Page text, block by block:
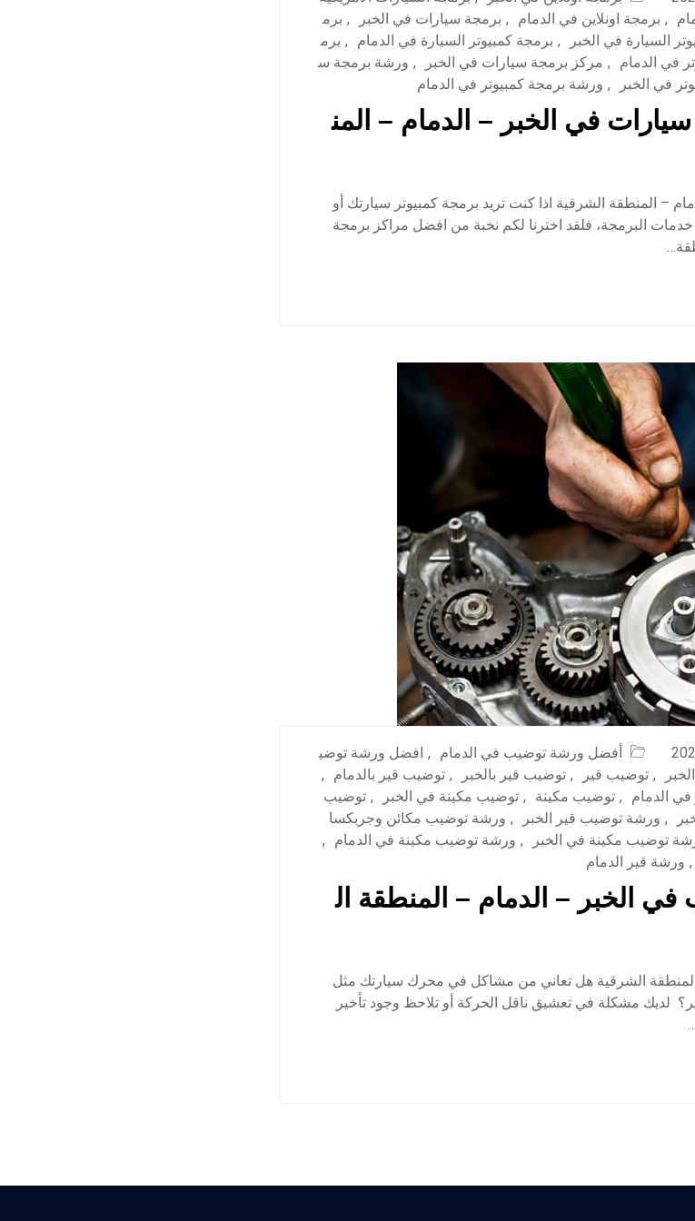
, برمجة اونلاين في الدمام , برمجة سيارات في الخبر , برم
السيارة في الخبر , برمجة كمبيوتر السيارة في الدمام , برم
في الدمام , مركز برمجة سيارات في الخبر , ورشة برمجة س
في الخبر , ورشة برمجة كمبيوتر في الدمام
في الخبر – الدمام – المن
– المنطقة الشرقية اذا كنت تريد برمجة كمبيوتر سيارتك أو
البرمجة، فلقد اخترنا لكم نخبة من افضل مراكز برمجة
أفضل ورشة توضيب في الدمام , افضل ورشة توضي
, توضيب قير , توضيب قير بالخبر , توضيب قير بالدمام
,
الدمام , توضيب مكينة , توضيب مكينة في الخبر , توضيب
, ورشة توضيب قير الخبر , ورشة توضيب مكائن وجربكسا
توضيب مكينة في الخبر , ورشة توضيب مكينة في الدمام
,
, ورشة قير الدمام
الخبر – الدمام – المنطقة ال
الشرقية هل تعاني من مشاكل في محرك سيارتك مثل
لديك مشكلة في تعشيق ناقل الحركة أو تلاحظ وجود تأخير